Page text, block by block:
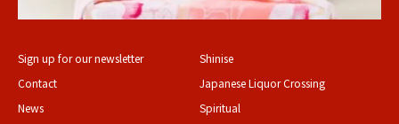
Sign up for our newsletter
Contact
News
Shinise
Japanese Liquor Crossing
Spiritual